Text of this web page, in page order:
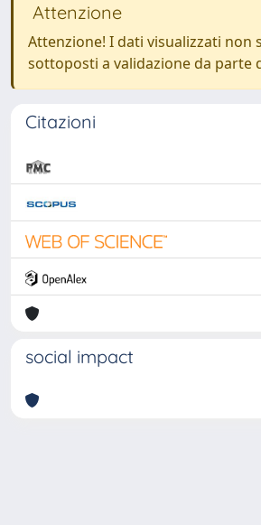
Attenzione
Attenzione! I dati visualizzati non
sottoposti a validazione da parte
Citazioni
social impact